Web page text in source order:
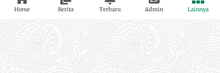
Home Berita Terbaru Admin Lainnya